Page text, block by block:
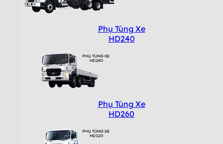
Phụ Tùng Xe
HD240
Phụ Tùng Xe
HD260